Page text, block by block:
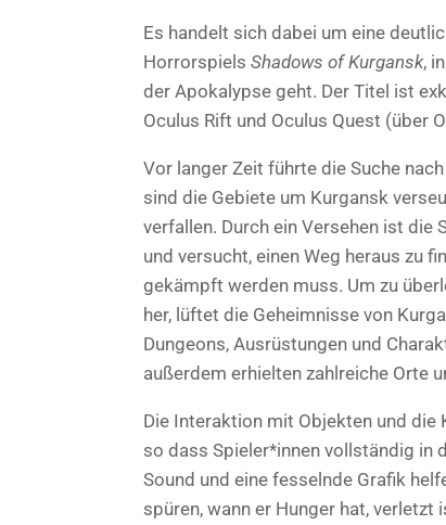
Es handelt sich dabei um eine
Horrorspiels Shadows of Kurgansk,
der Apokalypse geht. Der Titel ist
Oculus Rift und Oculus Quest (über
Vor langer Zeit führte die Suche
sind die Gebiete um Kurgansk
verfallen. Durch ein Versehen ist die
und versucht, einen Weg heraus zu
gekämpft werden muss. Um zu
her, lüftet die Geheimnisse von
Dungeons, Ausrüstungen und
außerdem erhielten zahlreiche Orte
Die Interaktion mit Objekten und die
so dass Spieler*innen vollständig in
Sound und eine fesselnde Grafik
spüren, wann er Hunger hat,